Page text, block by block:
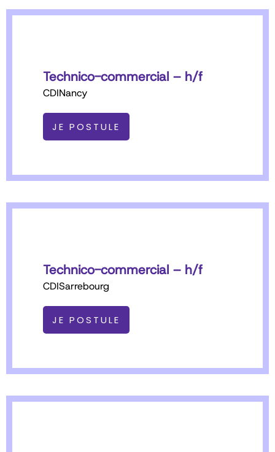
Technico-commercial – h/f
CDINancy
JE POSTULE
Technico-commercial – h/f
CDISarrebourg
JE POSTULE